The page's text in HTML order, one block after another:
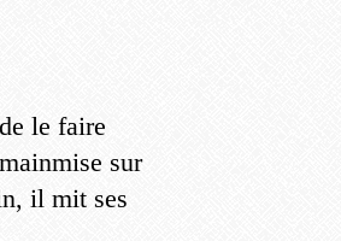
le faire
sur
il mit ses